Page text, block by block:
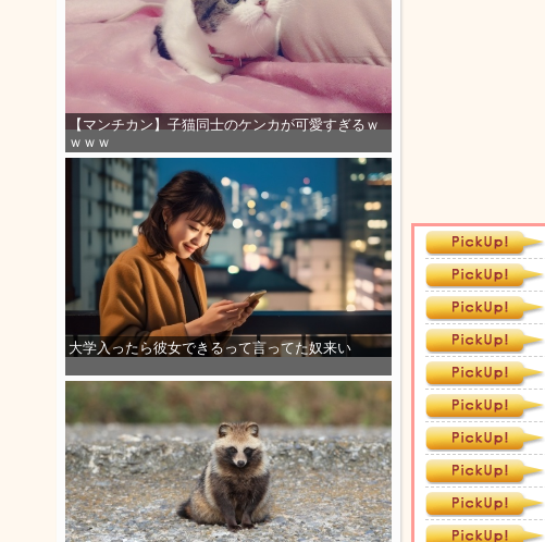
【マンチカン】子猫同士のケンカが可愛すぎるｗ
ｗｗｗ
大学入ったら彼女できるって言ってた奴来い